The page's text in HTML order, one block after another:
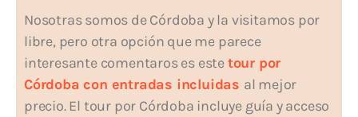
Nosotras somos de Córdoba y la visitamos por
libre, pero otra opción que me parece
interesante comentaros es estetour por
Córdoba con entradas incluidas al mejor
precio. El tour por Córdoba incluye guía y acceso